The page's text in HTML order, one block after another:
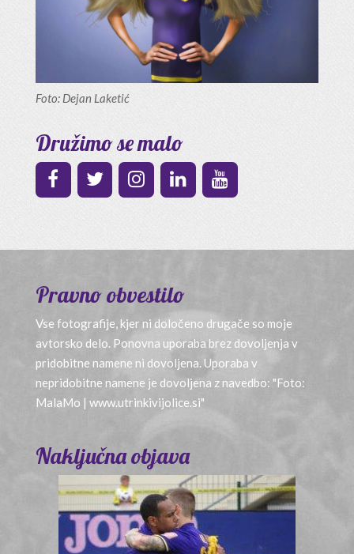
Foto: Dejan Laketić
Družimo se malo
Pravno obvestilo
Vse fotografije, kjer ni določeno drugače so moje
avtorsko delo. Ponovna uporaba brez dovoljenja v
pridobitne namene ni dovoljena. Uporaba v
nepridobitne namene je dovoljena z navedbo: "Foto:
MalaMo | www.utrinkivijolice.si"
Naključna objava